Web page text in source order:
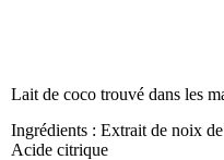
Lait de coco trouvé dans les
Ingrédients : Extrait de noix
Acide citrique